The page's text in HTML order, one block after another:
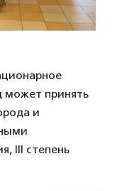
может принять
и
III степень